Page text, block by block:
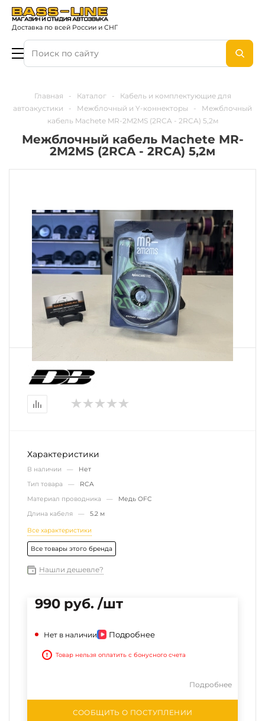
Доставка по всей России и СНГ
Главная - Каталог -
Кабель и комплектующие для
автоакустики
- Межблочный и Y-коннекторы -
Межблочный
кабель Machete MR-2M2MS (2RCA - 2RCA) 5,2м
Межблочный кабель Machete MR-
2M2MS (2RCA - 2RCA) 5,2м
Характеристики
В наличии — Нет
Тип товара — RCA
Материал проводника — Медь OFC
Длина кабеля — 5.2 м
Все характеристики
Все товары этого бренда
Нашли дешевле?
990 руб. /шт
Нет в наличии Подробнее
! Товар нельзя оплатить с бонусного счета
Подробнее
СООБЩИТЬ О ПОСТУПЛЕНИИ